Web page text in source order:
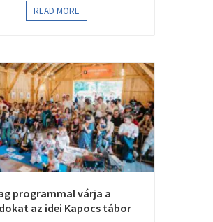
READ MORE
programmal várja a
az idei Kapocs tábor